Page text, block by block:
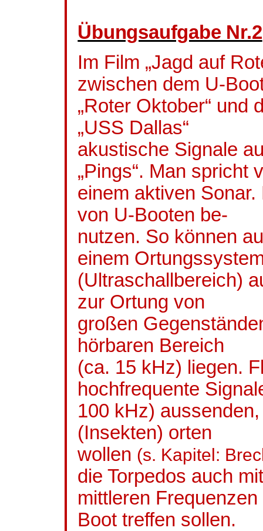
Übungsaufgabe Nr.2
Im Film „Jagd auf
zwischen dem U-
„Roter Oktober“ und
„USS Dallas“
akustische Signale
„Pings“. Man spricht
einem aktiven
von U-Booten be-
nutzen. So können
einem
(Ultraschallbereich)
zur Ortung von
großen
hörbaren Bereich
(ca. 15 kHz) liegen.
hochfrequente
100 kHz)
(Insekten) orten
wollen (s. Kapitel:
die Torpedos auch
mittleren
Boot treffen sollen.